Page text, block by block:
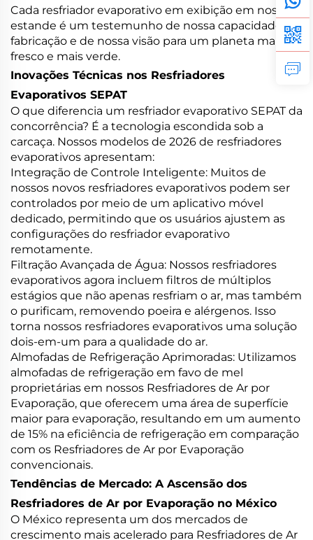
Cada resfriador evaporativo em exibição em nosso
estande é um testemunho de nossa capacidade de
fabricação e de nossa visão para um planeta mais
fresco e mais verde.
Inovações Técnicas nos Resfriadores
Evaporativos SEPAT
O que diferencia um resfriador evaporativo SEPAT da
concorrência? É a tecnologia escondida sob a
carcaça. Nossos modelos de 2026 de resfriadores
evaporativos apresentam:
Integração de Controle Inteligente: Muitos de
nossos novos resfriadores evaporativos podem ser
controlados por meio de um aplicativo móvel
dedicado, permitindo que os usuários ajustem as
configurações do resfriador evaporativo
remotamente.
Filtração Avançada de Água: Nossos resfriadores
evaporativos agora incluem filtros de múltiplos
estágios que não apenas resfriam o ar, mas também
o purificam, removendo poeira e alérgenos. Isso
torna nossos resfriadores evaporativos uma solução
dois-em-um para a qualidade do ar.
Almofadas de Refrigeração Aprimoradas: Utilizamos
almofadas de refrigeração em favo de mel
proprietárias em nossos Resfriadores de Ar por
Evaporação, que oferecem uma área de superfície
maior para evaporação, resultando em um aumento
de 15% na eficiência de refrigeração em comparação
com os Resfriadores de Ar por Evaporação
convencionais.
Tendências de Mercado: A Ascensão dos
Resfriadores de Ar por Evaporação no México
O México representa um dos mercados de
crescimento mais acelerado para Resfriadores de Ar